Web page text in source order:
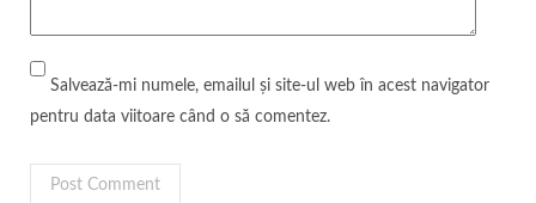
Salvează-mi numele, emailul și site-ul web în acest navigator
pentru data viitoare când o să comentez.